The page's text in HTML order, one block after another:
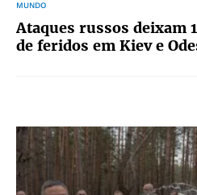
MUNDO
Ataques russos deixam
de feridos em Kiev e